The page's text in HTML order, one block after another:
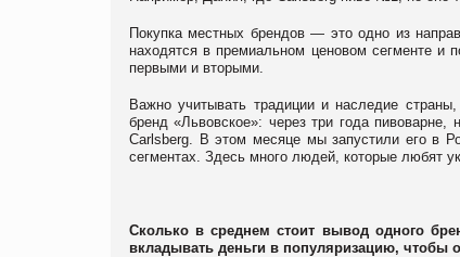
Покупка местных брендов — это одно из
находятся в премиальном ценовом сегменте
первыми и вторыми.
Важно учитывать традиции и наследие
бренд «Львовское»: через три года
Carlsberg. В этом месяце мы запустили его в
сегментах. Здесь много людей, которые любят
Сколько в среднем стоит вывод одного
вкладывать деньги в популяризацию, чтобы